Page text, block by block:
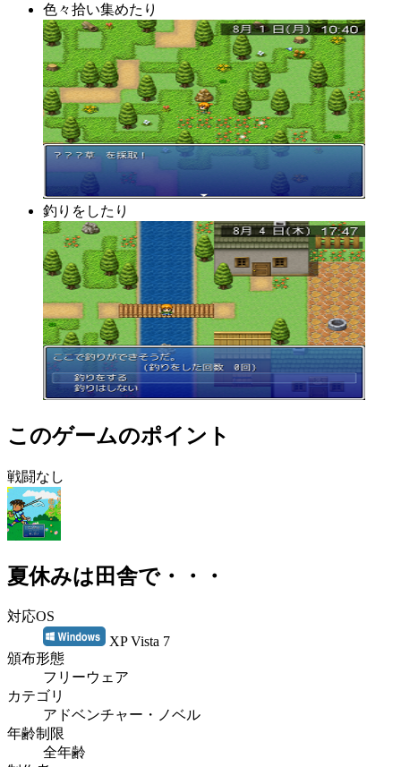
色々拾い集めたり
釣りをしたり
このゲームのポイント
戦闘なし
夏休みは田舎で・・・
対応OS
XP Vista 7
頒布形態
フリーウェア
カテゴリ
アドベンチャー・ノベル
年齢制限
全年齢